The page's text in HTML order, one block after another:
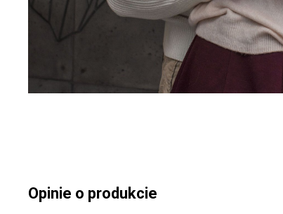
Opinie o produkcie